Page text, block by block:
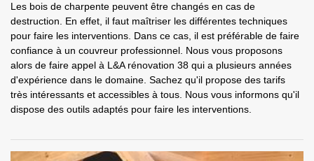
Les bois de charpente peuvent être changés en cas de
destruction. En effet, il faut maîtriser les différentes techniques
pour faire les interventions. Dans ce cas, il est préférable de faire
confiance à un couvreur professionnel. Nous vous proposons
alors de faire appel à L&A rénovation 38 qui a plusieurs années
d'expérience dans le domaine. Sachez qu'il propose des tarifs
très intéressants et accessibles à tous. Nous vous informons qu'il
dispose des outils adaptés pour faire les interventions.